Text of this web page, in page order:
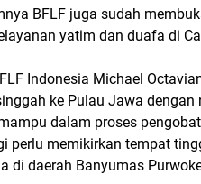
BFLF juga sudah
yatim dan duafa di
Indonesia Michael
ke Pulau Jawa
dalam proses
perlu memikirkan tempat
di daerah Banyumas